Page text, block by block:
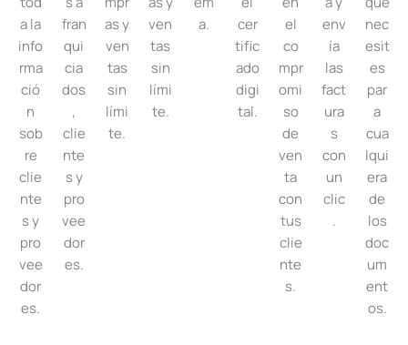
a la
info
rma
ció
n
sob
re
clie
nte
s y
pro
vee
dor
es.
fran
qui
cia
dos
,
clie
nte
s y
pro
vee
dor
es.
as y
ven
tas
sin
lími
te.
ven
tas
sin
lími
te.
a.
cer
tific
ado
digi
tal.
el
co
mpr
omi
so
de
ven
ta
con
tus
clie
nte
s.
env
ía
las
fact
ura
s
con
un
clic
.
nec
esit
es
par
a
cua
lqui
era
de
los
doc
um
ent
os.